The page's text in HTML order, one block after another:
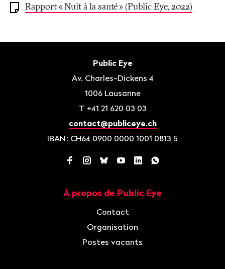
Rapport «Nuit à la santé» (Public Eye, 2022)
Public Eye
Av. Charles-Dickens 4
1006 Lausanne
T +41 21 620 03 03
contact@publiceye.ch
IBAN : CH64 0900 0000 1001 0813 5
Facebook
Instagram
BlueskyYouTube
LinkedInWhatsApp
À propos de Public Eye
Contact
Organisation
Postes vacants